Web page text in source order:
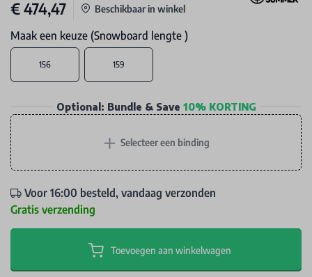
€ 474,47
Beschikbaar in winkel
Maak een keuze (Snowboard lengte )
156 159
Optional: Bundle & Save 10% KORTING
+ Selecteer een binding
Voor 16:00 besteld, vandaag verzonden
Gratis verzending
Toevoegen aan winkelwagen